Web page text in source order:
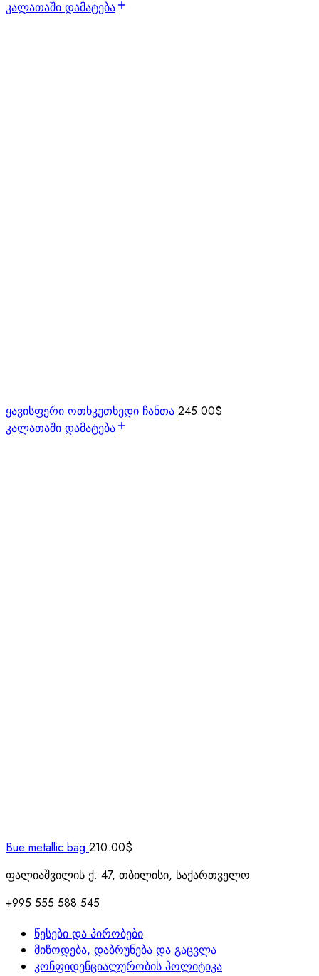
კალათაში დამატება
ყავისფერი ოთხკუთხედი ჩანთა 245.00$
კალათაში დამატება
Bue metallic bag 210.00$
ფალიაშვილის ქ. 47, თბილისი, საქართველო
+995 555 588 545
წესები და პირობები
მიწოდება, დაბრუნება და გაცვლა
კონფიდენციალურობის პოლიტიკა